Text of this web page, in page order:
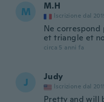
M M.H
Iscrizione dal
Ne correspond
et triangle et
circa 5 anni fa
J Judy
Iscrizione dal
Pretty and will